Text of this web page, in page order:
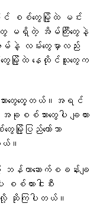
စစ်တွေမြို့ထဲ မင်း
မရှိတဲ့ အိမ်ကြီးတွေနဲ့
လမ်းတွေမှာလည်း
ေမြို့ထဲ နေထိုင်သူတွေက
ားတွေတွေ့တယ်။အရင်
စ်သားတွေပါ ချထား
ြို့ပြည်တော်သာ
ယ်။
န်ကာဆောက်စခန်းချ
ကားငါးစီး
ဆိုကြပါတယ်။